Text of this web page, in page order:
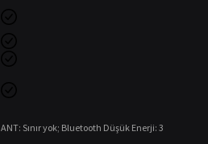
ANT: Sınır yok; Bluetooth Düşük Enerji: 3